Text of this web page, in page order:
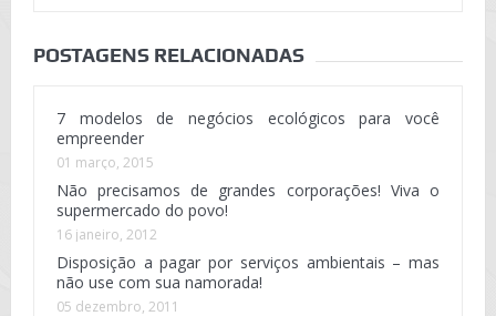
POSTAGENS RELACIONADAS
7 modelos de negócios ecológicos para você
empreender
01 março, 2015
Não precisamos de grandes corporações! Viva o
supermercado do povo!
16 janeiro, 2012
Disposição a pagar por serviços ambientais – mas
não use com sua namorada!
05 dezembro, 2011